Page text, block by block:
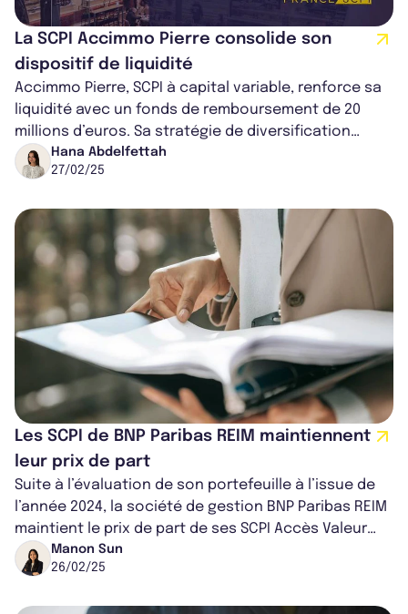
La SCPI Accimmo Pierre consolide son
dispositif de liquidité
Accimmo Pierre, SCPI à capital variable, renforce sa
liquidité avec un fonds de remboursement de 20
millions d’euros. Sa stratégie de diversification
réduit l'exposition aux bureau...
Hana Abdelfettah
27/02/25
Les SCPI de BNP Paribas REIM maintiennent
leur prix de part
Suite à l’évaluation de son portefeuille à l’issue de
l’année 2024, la société de gestion BNP Paribas REIM
maintient le prix de part de ses SCPI Accès Valeur
Pierre, Accimmo Pierre...
Manon Sun
26/02/25